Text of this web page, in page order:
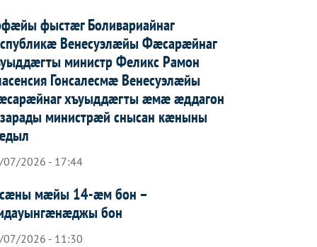
фыстæг Боливариайнаг
Венесуэлæйы Фæсарæйнаг
министр Феликс Рамон
Гонсалесмæ Венесуэлæйы
хъуыддæгты æмæ æддагон
министрæй снысан кæныны
2026 - 17:44
мæйы 14-æм бон –
бон
2026 - 11:30